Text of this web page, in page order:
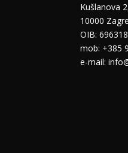
Kušlanova
10000
OIB:
mob: +385
e-mail: